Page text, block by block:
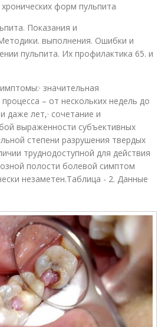
форм пульпита
Показания и
выполнения. Ошибки и
пульпита. Их профилактика 65. и
значительная
– от нескольких недель до
даже лет,· сочетание и
выраженности субъективных
степени разрушения твердых
труднодоступной для действия
полости болевой симптом
незаметен.Таблица - 2. Данные